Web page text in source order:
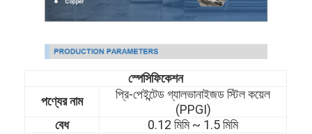
স্পেসিফিকেশন
পণ্যের নাম
প্রি-পেইন্টেড গ্যালভানাইজড স্টিল কয়েল
(PPGI)
বেধ
0.12 মিমি ~ 1.5 মিমি